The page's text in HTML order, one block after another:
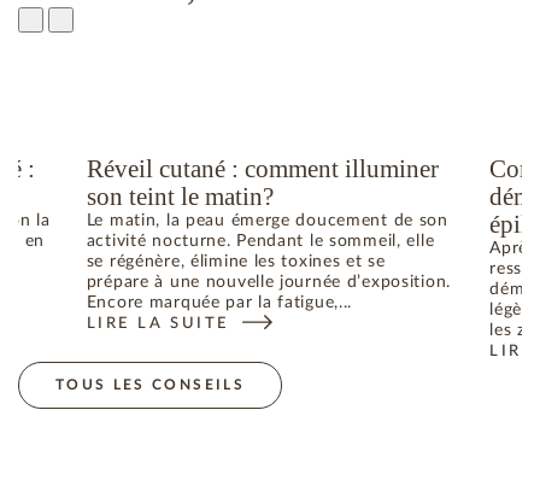
:
la
; en
: COMMENT RETROUVER L’ÉQUILIBRE
Réveil cutané : comment illuminer
son teint le matin?
Le matin, la peau émerge doucement de son
activité nocturne. Pendant le sommeil, elle
se régénère, élimine les toxines et se
prépare à une nouvelle journée d’exposition.
Encore marquée par la fatigue,...
LIRE LA SUITE
: RÉVEIL CUTANÉ : COMMENT ILLUMINER SONles
:
TOUS LES CONSEILS